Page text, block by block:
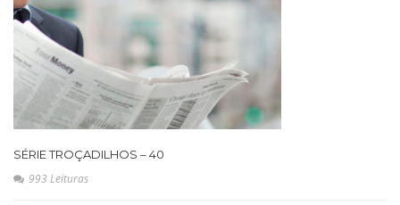
SÉRIE TROÇADILHOS – 40
993 Leituras